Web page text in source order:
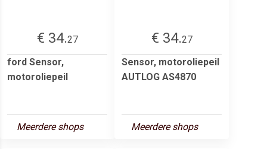
€ 34.27
ford Sensor,
motoroliepeil
Meerdere shops
€ 34.27
Sensor, motoroliepeil
AUTLOG AS4870
Meerdere shops